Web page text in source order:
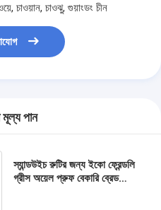
চাওয়ান, চাওঝু, গুয়াংডং চীন
মূল্য পান
স্যান্ডউইচ রুটির জন্য ইকো ফ্রেন্ডলি
গ্রীস অয়েল প্রুফ বেকারি ব্রেড